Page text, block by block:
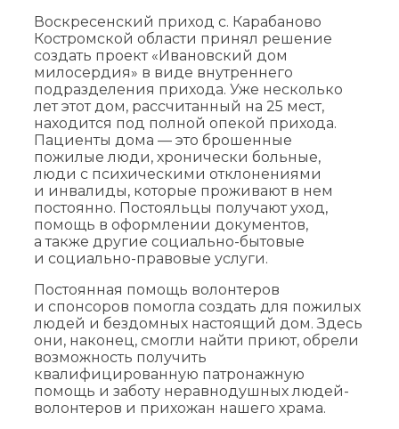
Воскресенский приход с. Карабаново
Костромской области принял решение
создать проект «Ивановский дом
милосердия» в виде внутреннего
подразделения прихода. Уже несколько
лет этот дом, рассчитанный на 25 мест,
находится под полной опекой прихода.
Пациенты дома — это брошенные
пожилые люди, хронически больные,
люди с психическими отклонениями
и инвалиды, которые проживают в нем
постоянно. Постояльцы получают уход,
помощь в оформлении документов,
а также другие социально-бытовые
и социально-правовые услуги.
Постоянная помощь волонтеров
и спонсоров помогла создать для пожилых
людей и бездомных настоящий дом. Здесь
они, наконец, смогли найти приют, обрели
возможность получить
квалифицированную патронажную
помощь и заботу неравнодушных людей-
волонтеров и прихожан нашего храма.